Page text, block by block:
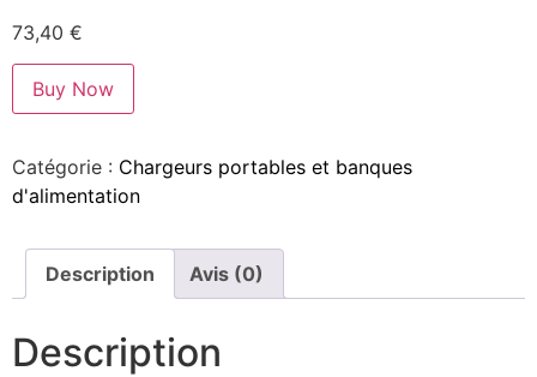
73,40 €
Buy Now
Catégorie : Chargeurs portables et banques
d'alimentation
Description Avis (0)
Description